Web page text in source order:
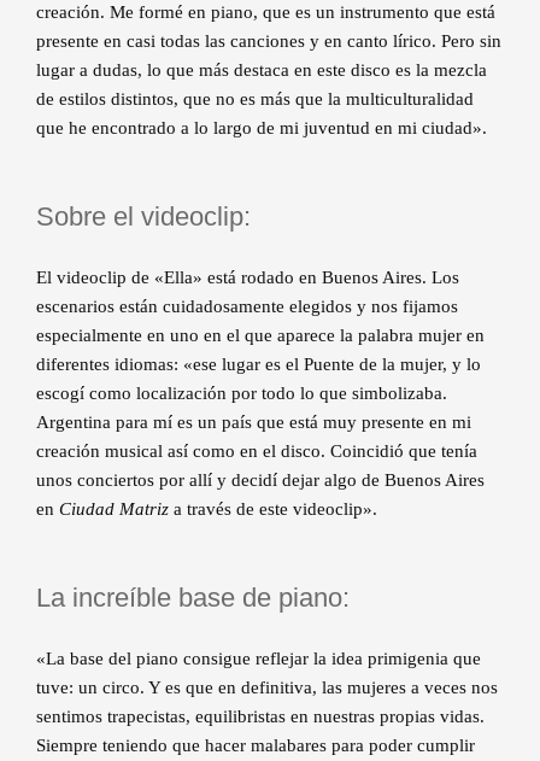
creación. Me formé en piano, que es un instrumento que está
presente en casi todas las canciones y en canto lírico. Pero sin
lugar a dudas, lo que más destaca en este disco es la mezcla
de estilos distintos, que no es más que la multiculturalidad
que he encontrado a lo largo de mi juventud en mi ciudad».
Sobre el videoclip:
El videoclip de «Ella» está rodado en Buenos Aires. Los
escenarios están cuidadosamente elegidos y nos fijamos
especialmente en uno en el que aparece la palabra mujer en
diferentes idiomas: «ese lugar es el Puente de la mujer, y lo
escogí como localización por todo lo que simbolizaba.
Argentina para mí es un país que está muy presente en mi
creación musical así como en el disco. Coincidió que tenía
unos conciertos por allí y decidí dejar algo de Buenos Aires
en Ciudad Matriz a través de este videoclip».
La increíble base de piano:
«La base del piano consigue reflejar la idea primigenia que
tuve: un circo. Y es que en definitiva, las mujeres a veces nos
sentimos trapecistas, equilibristas en nuestras propias vidas.
Siempre teniendo que hacer malabares para poder cumplir